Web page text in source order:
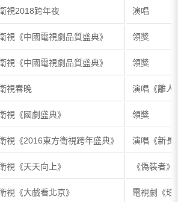
視2018跨年夜 演唱
視《中國電視劇品質盛典》 領獎
視《中國電視劇品質盛典》 領獎
視春晚 演唱《離人
視《國劇盛典》 領獎
視《2016東方衛視跨年盛典》 演唱《新長
視《天天向上》 《偽裝者
視《大戲看北京》 電視劇《琅